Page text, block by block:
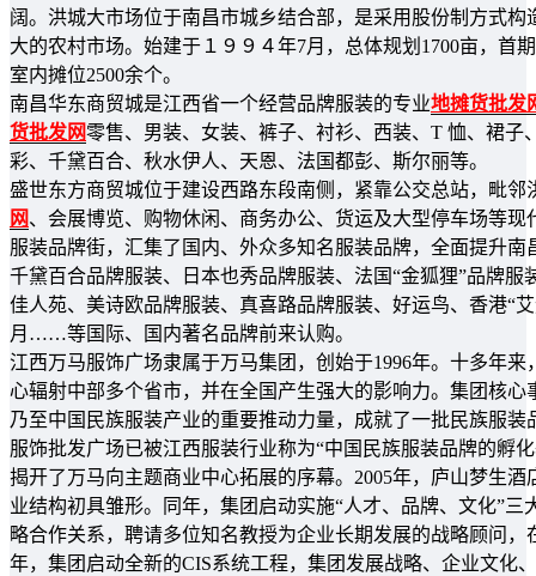
阔。洪城大市场位于南昌市城乡结合部，是采用股份制方式
大的农村市场。始建于１９９４年7月，总体规划1700亩，首
室内摊位2500余个。
南昌华东商贸城是江西省一个经营品牌服装的专业地摊货批发
货批发网零售、男装、女装、裤子、衬衫、西装、T 恤、裙
彩、千黛百合、秋水伊人、天恩、法国都彭、斯尔丽等。
盛世东方商贸城位于建设西路东段南侧，紧靠公交总站，毗
网、会展博览、购物休闲、商务办公、货运及大型停车场等
服装品牌街，汇集了国内、外众多知名服装品牌，全面提升
千黛百合品牌服装、日本也秀品牌服装、法国“金狐狸”品牌
佳人苑、美诗欧品牌服装、真喜路品牌服装、好运鸟、香港“
月……等国际、国内著名品牌前来认购。
江西万马服饰广场隶属于万马集团，创始于1996年。十多年
心辐射中部多个省市，并在全国产生强大的影响力。集团核
乃至中国民族服装产业的重要推动力量，成就了一批民族服
服饰批发广场已被江西服装行业称为“中国民族服装品牌的孵
揭开了万马向主题商业中心拓展的序幕。2005年，庐山梦生
业结构初具雏形。同年，集团启动实施“人才、品牌、文化”
略合作关系，聘请多位知名教授为企业长期发展的战略顾问
年，集团启动全新的CIS系统工程，集团发展战略、企业文化